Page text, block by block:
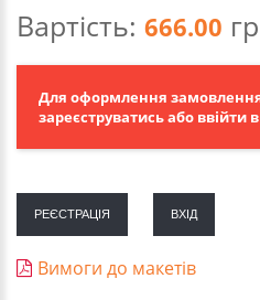
Вартість: 666.00
Для оформлення
зареєструватись або ввійти
РЕЄСТРАЦІЯ ВХІД
Вимоги до макетів